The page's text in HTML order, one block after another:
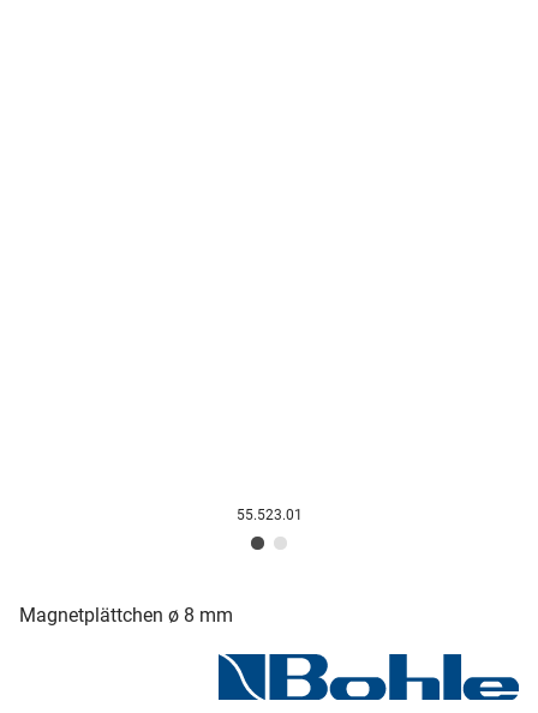
55.523.01
Magnetplättchen ø 8 mm